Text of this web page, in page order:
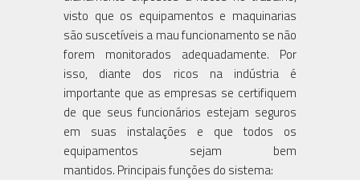
visto que os equipamentos e maquinarias
são suscetíveis a mau funcionamento se não
forem monitorados adequadamente. Por
isso, diante dos ricos na indústria é
importante que as empresas se certifiquem
de que seus funcionários estejam seguros
em suas instalações e que todos os
equipamentos sejam bem
mantidos. Principais funções do sistema: